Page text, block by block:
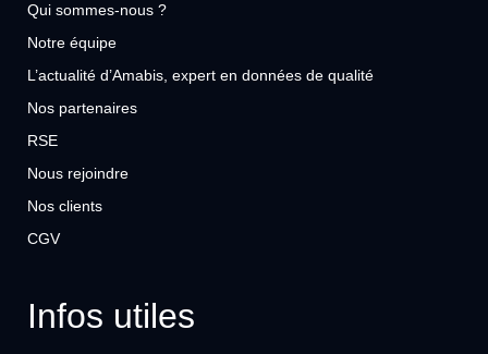
Qui sommes-nous ?
Notre équipe
L’actualité d’Amabis, expert en données de qualité
Nos partenaires
RSE
Nous rejoindre
Nos clients
CGV
Infos utiles